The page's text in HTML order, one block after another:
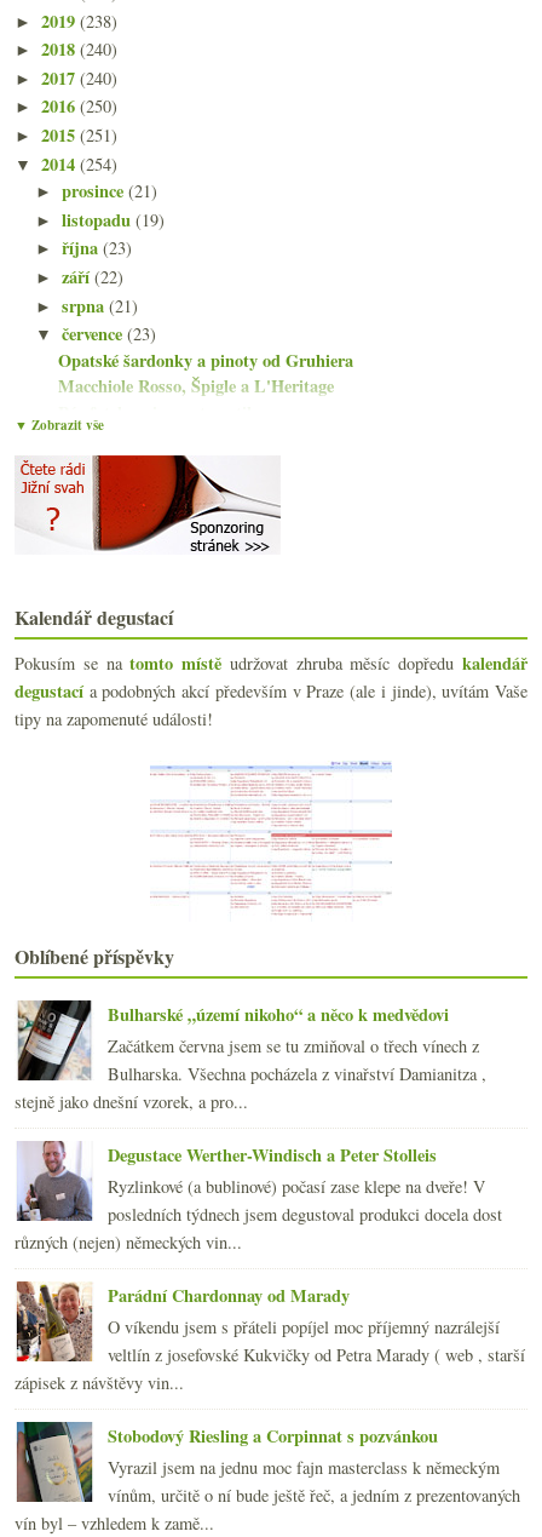
► 2019 (238)
► 2018 (240)
► 2017 (240)
► 2016 (250)
► 2015 (251)
▼ 2014 (254)
►prosince(21)
►listopadu(19)
►října(23)
►září(22)
►srpna(21)
▼července(23)
Opatské šardonky a pinoty od Gruhiera
Macchiole Rosso, Špigle a L'Heritage
Do Moravského Žižkova na… pivo!
Divné víc a divné míň nad sklenkou garganegy
Osvěžení především se Sancerre
Něco z Wachau od vinařství Lagler a Högl
Parkerův nový časopis, herbicidní novinky a vodnat...
Fajnové Chianti za bezva peníze
Otevřený dopis o prasárnách, spíše nepovolený post...
Degustace Vinařství Kořínek z Hnanic
Čtyřikrát chlazeno v potoce
Crémant z Jury a Domaine Rolet
Pár kousků z Madiranu a Cahors
Fajn ryzlink aneb vyšla sázka na archivaci?
Chablis a Chalonnaise aneb 16x bílé Burgundsko
Osvěžující letní pití
Sauvignony a pinoty od Serge Laloue
►června(21)
►května
►dubna(21)
►března(21)
►února(20)
►ledna(22)
►2013(249)
►2012(254)
►2011(252)
► 2010 (249)
2009 (249)
►2008(270)
►2007(108)
▼ Zobrazit vše
Kalendář degustací
Pokusím se natomto místě udržovat zhruba měsíc dopředukalendář
degustacía podobných akcí především v Praze (ale i jinde), uvítám Vaše
tipy na zapomenuté události!
Oblíbené příspěvky
Bulharské „území nikoho“ a něco k medvědovi
Začátkem června jsem se tu zmiňoval o třech vínech z
Bulharska. Všechna pocházela z vinařství Damianitza ,
stejně jako dnešní vzorek, a pro...
Degustace Werther-Windisch a Peter Stolleis
Ryzlinkové (a bublinové) počasí zase klepe na dveře! V
posledních týdnech jsem degustoval produkci docela dost
různých (nejen) německých vin...
Parádní Chardonnay od Marady
O víkendu jsem s přáteli popíjel moc příjemný nazrálejší
veltlín z josefovské Kukvičky od Petra Marady ( web , starší
zápisek z návštěvy vin...
Stobodový Riesling a Corpinnat s pozvánkou
Vyrazil jsem na jednu moc fajn masterclass k německým
vínům, určitě o ní bude ještě řeč, a jedním z prezentovaných
vín byl – vzhledem k zamě...